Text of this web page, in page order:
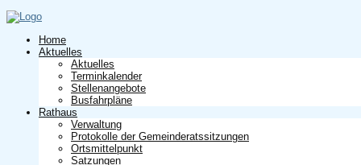
Home
Aktuelles
Aktuelles
Terminkalender
Stellenangebote
Busfahrpläne
Rathaus
Verwaltung
Protokolle der Gemeinderatssitzungen
Ortsmittelpunkt
Satzungen